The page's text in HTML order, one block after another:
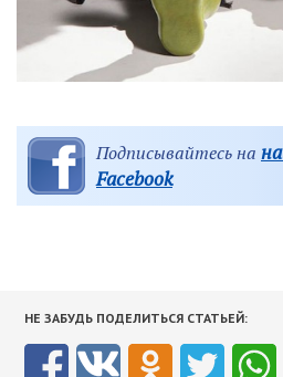
Подписывайтесь на
Facebook
НЕ ЗАБУДЬ ПОДЕЛИТЬСЯ СТАТЬЕЙ: